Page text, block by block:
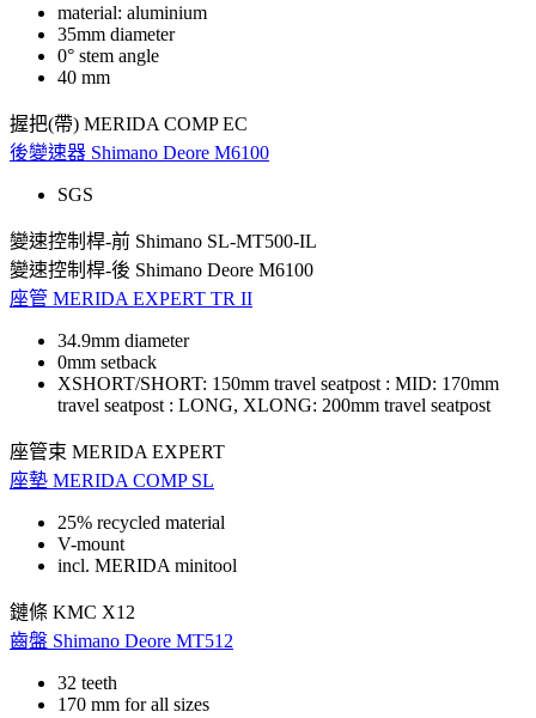
material: aluminium
35mm diameter
0° stem angle
40 mm
握把(帶) MERIDA COMP EC
後變速器 Shimano Deore M6100
SGS
變速控制桿-前 Shimano SL-MT500-IL
變速控制桿-後 Shimano Deore M6100
座管 MERIDA EXPERT TR II
34.9mm diameter
0mm setback
XSHORT/SHORT: 150mm travel seatpost : MID: 170mm
travel seatpost : LONG, XLONG: 200mm travel seatpost
座管束 MERIDA EXPERT
座墊 MERIDA COMP SL
25% recycled material
V-mount
incl. MERIDA minitool
鏈條 KMC X12
齒盤 Shimano Deore MT512
32 teeth
170 mm for all sizes